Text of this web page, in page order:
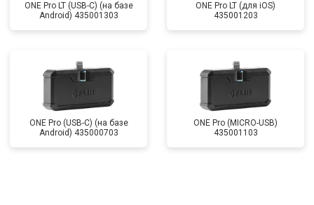
ONE Pro LT (USB-C) (на базе
Android) 435001303
ONE Pro LT (для iOS)
435001203
ONE Pro (USB-C) (на базе
Android) 435000703
ONE Pro (MICRO-USB)
435001103